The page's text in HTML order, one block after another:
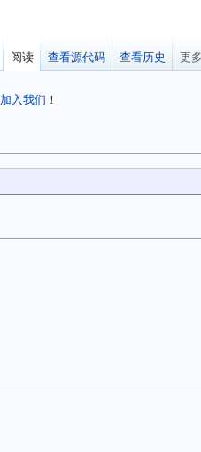
加入我们 ！
阅读 查看源代码 查看历史 更多